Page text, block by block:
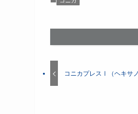
コニカプレスⅠ（ヘキサ